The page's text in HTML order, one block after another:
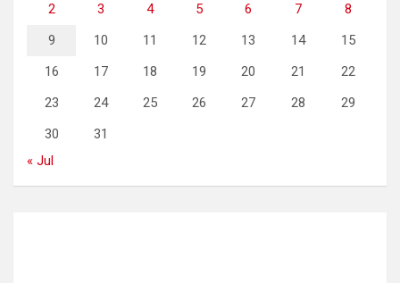
2
3 4 5 6 7
8
9
10 11 12 13 14
15
16
17 18 19 20 21
22
23
24 25 26 27 28
29
30
31
« Jul